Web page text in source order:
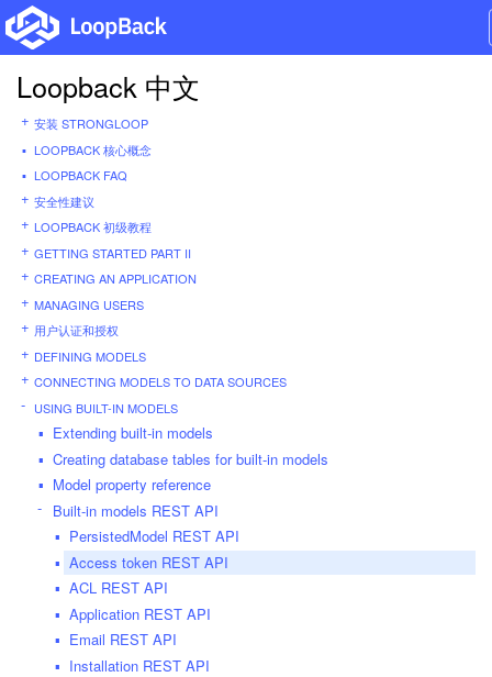
Loopback 中文
安装 STRONGLOOP
LOOPBACK 核心概念
LOOPBACK FAQ
安全性建议
LOOPBACK 初级教程
GETTING STARTED PART II
CREATING AN APPLICATION
MANAGING USERS
用户认证和授权
DEFINING MODELS
CONNECTING MODELS TO DATA SOURCES
USING BUILT-IN MODELS
Extending built-in models
Creating database tables for built-in models
Model property reference
Built-in models REST API
PersistedModel REST API
Access token REST API
ACL REST API
Application REST API
Email REST API
Installation REST API